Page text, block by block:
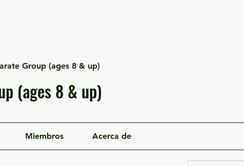
Group (ages 8 & up)
(ages 8 & up)
Miembros Acerca de